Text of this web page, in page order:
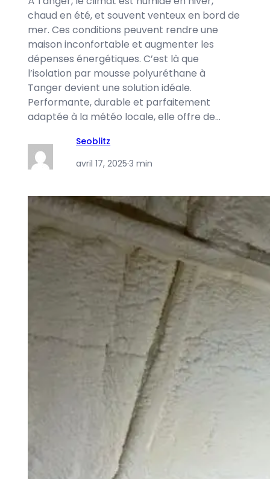
chaud en été, et souvent venteux en bord de
mer. Ces conditions peuvent rendre une
maison inconfortable et augmenter les
dépenses énergétiques. C’est là que
l’isolation par mousse polyuréthane à
Tanger devient une solution idéale.
Performante, durable et parfaitement
adaptée à la météo locale, elle offre de…
Seoblitz
avril 17, 2025·3 min